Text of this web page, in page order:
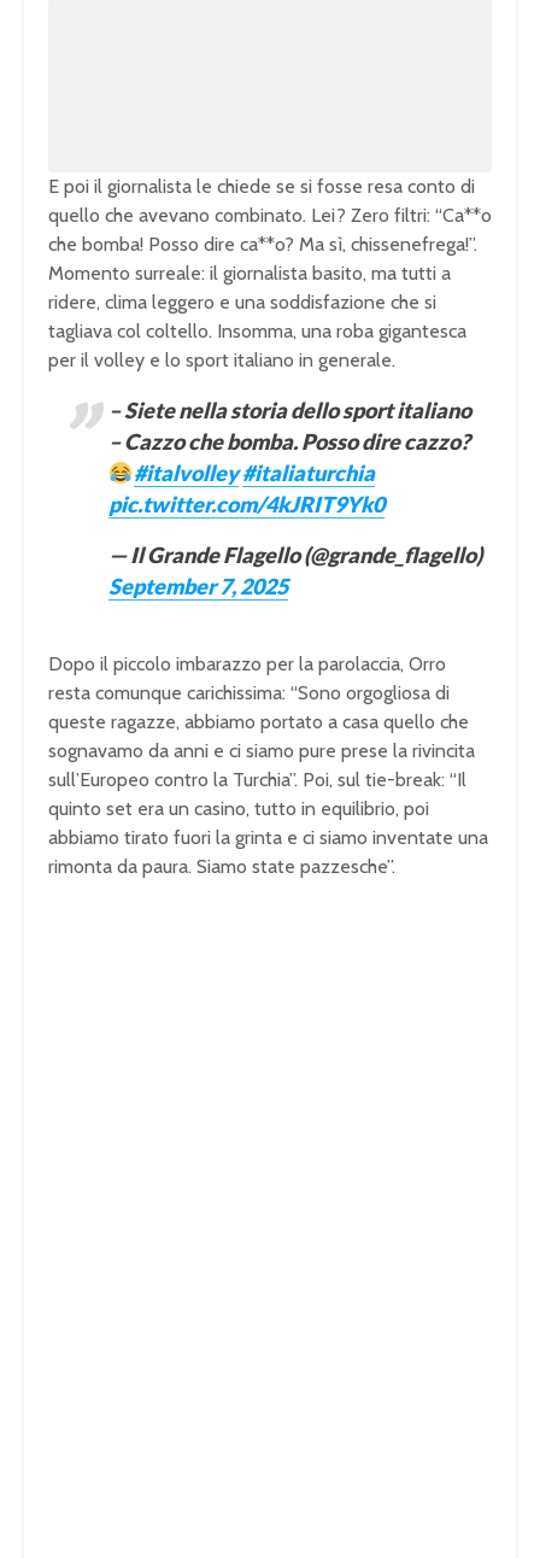
E poi il giornalista le chiede se si fosse resa conto di
quello che avevano combinato. Lei? Zero filtri: “Ca**o
che bomba! Posso dire ca**o? Ma sì, chissenefrega!”.
Momento surreale: il giornalista basito, ma tutti a
ridere, clima leggero e una soddisfazione che si
tagliava col coltello. Insomma, una roba gigantesca
per il volley e lo sport italiano in generale.
– Siete nella storia dello sport italiano
– Cazzo che bomba. Posso dire cazzo?
#italvolley #italiaturchia
pic.twitter.com/4kJRIT9Yk0
— Il Grande Flagello (@grande_flagello)
September 7, 2025
Dopo il piccolo imbarazzo per la parolaccia, Orro
resta comunque carichissima: “Sono orgogliosa di
queste ragazze, abbiamo portato a casa quello che
sognavamo da anni e ci siamo pure prese la rivincita
sull’Europeo contro la Turchia”. Poi, sul tie-break: “Il
quinto set era un casino, tutto in equilibrio, poi
abbiamo tirato fuori la grinta e ci siamo inventate una
rimonta da paura. Siamo state pazzesche”.